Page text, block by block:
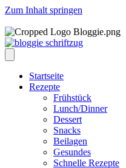
Zum Inhalt springen
Startseite
Rezepte
Frühstück
Lunch/Dinner
Dessert
Snacks
Beilagen
Gesundes
Schnelle Rezepte